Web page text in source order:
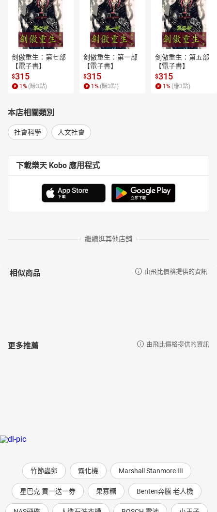
剑傲重生：第七部
【電子書】
$315
1 % (賺3點)
剑傲重生：第一部
【電子書】
$315
1 % (賺3點)
剑傲重生：第五部
【電子書】
$315
1 % (賺3點)
本店相關類別
社會科學 人文社會
下載樂天 Kobo 應用程式
繼續逛其他店舖
相似商品 由飛比價格提供的資訊
更多推薦 由飛比價格提供的資訊
竹節蟲卵 霧化機 Marshall Stanmore III
星巴克 買一送一券 果寡糖 Benten奔騰 老人機